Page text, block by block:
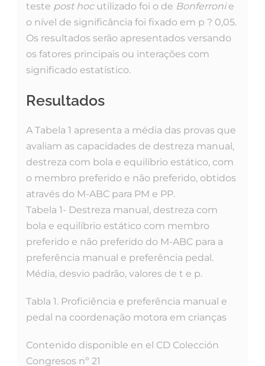
teste post hoc utilizado foi o de Bonferronie
o nível de significância foi fixado em p ? 0,05.
Os resultados serão apresentados versando
os fatores principais ou interações com
significado estatístico.
Resultados
A Tabela 1 apresenta a média das provas que
avaliam as capacidades de destreza manual,
destreza com bola e equilíbrio estático, com
o membro preferido e não preferido, obtidos
através do M-ABC para PM e PP.
Tabela 1- Destreza manual, destreza com
bola e equilíbrio estático com membro
preferido e não preferido do M-ABC para a
preferência manual e preferência pedal.
Média, desvio padrão, valores de t e p.
Tabla 1. Proficiência e preferência manual e
pedal na coordenação motora em crianças
Contenido disponible en el CD Colección
Congresos nº 21